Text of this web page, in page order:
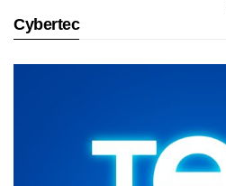
Cybertec